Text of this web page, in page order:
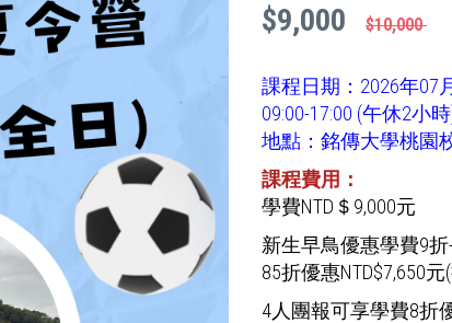
$9,000 $10,000
課程日期：2026年07
09:00-17:00 (午休2小
地點：銘傳大學桃園
課程費用：
學費NTD＄9,000元
新生早鳥優惠學費9折
85折優惠NTD$7,650
4人團報可享學費8折